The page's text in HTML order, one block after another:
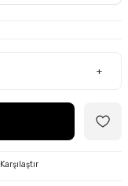
+
Karşılaştır